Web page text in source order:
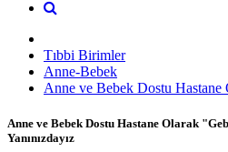
Tıbbi Birimler
Anne-Bebek
Anne ve Bebek Dostu Hastane
Anne ve Bebek Dostu Hastane Olarak
Yanınızdayız